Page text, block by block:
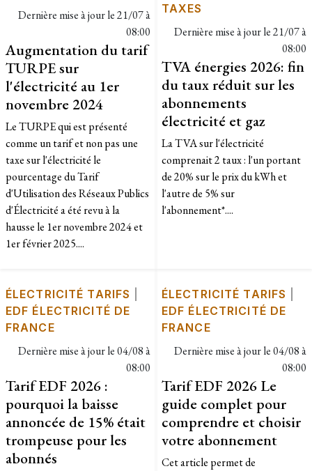
Dernière mise à jour le21/07 à
08:00
Augmentation du tarif
TURPE sur
l'électricité au 1er
novembre 2024
Le TURPE qui est présenté
comme un tarif et non pas une
taxe sur l'électricité le
pourcentage du Tarif
d'Utilisation des Réseaux Publics
d'Électricité a été revu à la
hausse le 1er novembre 2024 et
1er février 2025....
TAXES
Dernière mise à jour le21/07 à
08:00
TVA énergies 2026: fin
du taux réduit sur les
abonnements
électricité et gaz
La TVA sur l'électricité
comprenait 2 taux : l'un portant
de 20% sur le prix du kWh et
l'autre de 5% sur
l'abonnement*....
ÉLECTRICITÉ TARIFS
EDF ÉLECTRICITÉ DE
FRANCE
Dernière mise à jour le04/08 à
08:00
Tarif EDF 2026 :
pourquoi la baisse
annoncée de 15% était
trompeuse pour les
abonnés
ÉLECTRICITÉ TARIFS
EDF ÉLECTRICITÉ DE
FRANCE
Dernière mise à jour le04/08 à
08:00
Tarif EDF 2026 Le
guide complet pour
comprendre et choisir
votre abonnement
Cet article permet de